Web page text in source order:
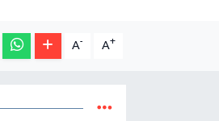
A- A+